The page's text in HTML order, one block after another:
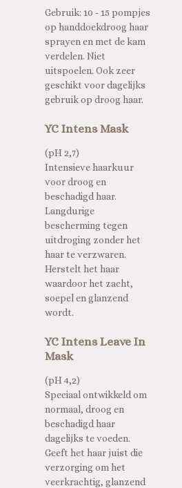
Gebruik: 10 - 15 pompjes
op handdoekdroog haar
sprayen en met de kam
verdelen. Niet
uitspoelen. Ook zeer
geschikt voor dagelijks
gebruik op droog haar.
YC Intens Mask
(pH 2,7)
Intensieve haarkuur
voor droog en
beschadigd haar.
Langdurige
bescherming tegen
uitdroging zonder het
haar te verzwaren.
Herstelt het haar
waardoor het zacht,
soepel en glanzend
wordt.
YC Intens Leave In
Mask
(pH 4,2)
Speciaal ontwikkeld om
normaal, droog en
beschadigd haar
dagelijks te voeden.
Geeft het haar juist die
verzorging om het
veerkrachtig, glanzend